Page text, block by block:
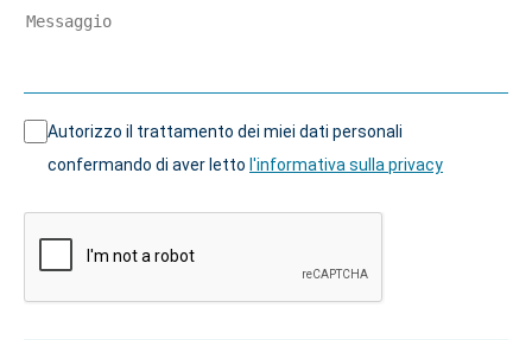
Autorizzo il trattamento dei miei dati personali
confermando di aver letto l'informativa sulla privacy